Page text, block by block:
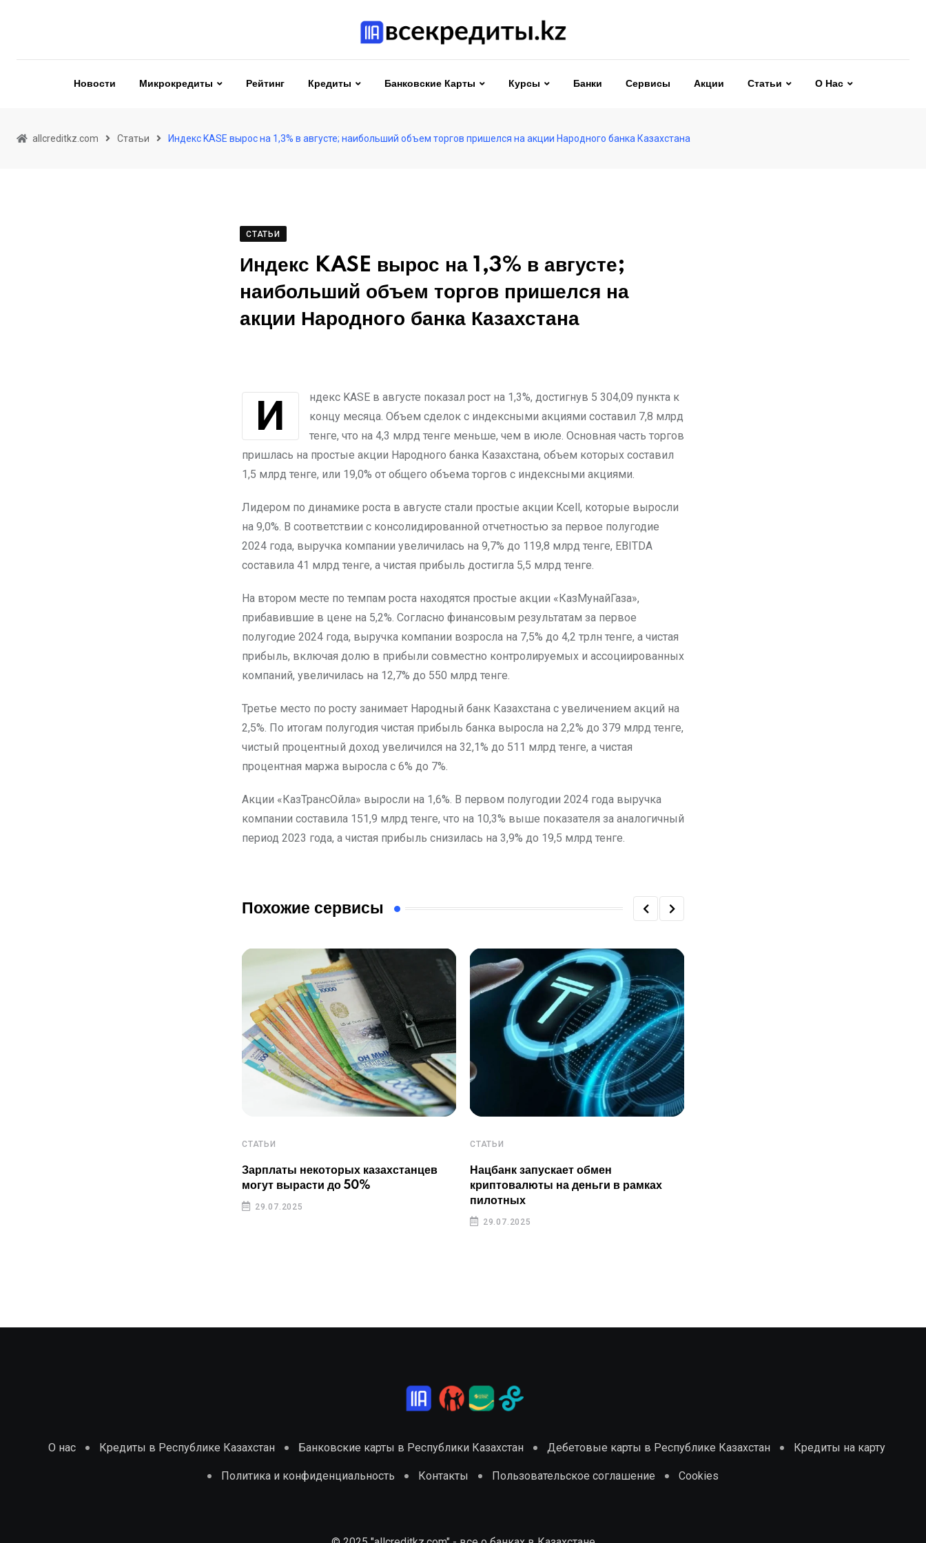
Новости Микрокредиты Рейтинг Кредиты Банковские Карты Курсы Банки Сервисы Акции Статьи О Нас
allcreditkz.com Статьи Индекс KASE вырос на 1,3% в августе; наибольший объем торгов пришелся на акции Народного банка Казахстана
СТАТЬИ
Индекс KASE вырос на 1,3% в августе;
наибольший объем торгов пришелся на
акции Народного банка Казахстана
Индекс KASE в августе показал рост на 1,3%, достигнув 5 304,09 пункта к
концу месяца. Объем сделок с индексными акциями составил 7,8 млрд
тенге, что на 4,3 млрд тенге меньше, чем в июле. Основная часть торгов
пришлась на простые акции Народного банка Казахстана, объем которых составил
1,5 млрд тенге, или 19,0% от общего объема торгов с индексными акциями.
Лидером по динамике роста в августе стали простые акции Kcell, которые выросли
на 9,0%. В соответствии с консолидированной отчетностью за первое полугодие
2024 года, выручка компании увеличилась на 9,7% до 119,8 млрд тенге, EBITDA
составила 41 млрд тенге, а чистая прибыль достигла 5,5 млрд тенге.
На втором месте по темпам роста находятся простые акции «КазМунайГаза»,
прибавившие в цене на 5,2%. Согласно финансовым результатам за первое
полугодие 2024 года, выручка компании возросла на 7,5% до 4,2 трлн тенге, а чистая
прибыль, включая долю в прибыли совместно контролируемых и ассоциированных
компаний, увеличилась на 12,7% до 550 млрд тенге.
Третье место по росту занимает Народный банк Казахстана с увеличением акций на
2,5%. По итогам полугодия чистая прибыль банка выросла на 2,2% до 379 млрд тенге,
чистый процентный доход увеличился на 32,1% до 511 млрд тенге, а чистая
процентная маржа выросла с 6% до 7%.
Акции «КазТрансОйла» выросли на 1,6%. В первом полугодии 2024 года выручка
компании составила 151,9 млрд тенге, что на 10,3% выше показателя за аналогичный
период 2023 года, а чистая прибыль снизилась на 3,9% до 19,5 млрд тенге.
Похожие сервисы
СТАТЬИ
Зарплаты некоторых казахстанцев
могут вырасти до 50%
29.07.2025
СТАТЬИ
Нацбанк запускает обмен
криптовалюты на деньги в рамках
пилотных
29.07.2025
О нас Кредиты в Республике Казахстан Банковские карты в Республики Казахстан Дебетовые карты в Республике Казахстан Кредиты на карту
Политика и конфиденциальность Контакты Пользовательское соглашение Cookies